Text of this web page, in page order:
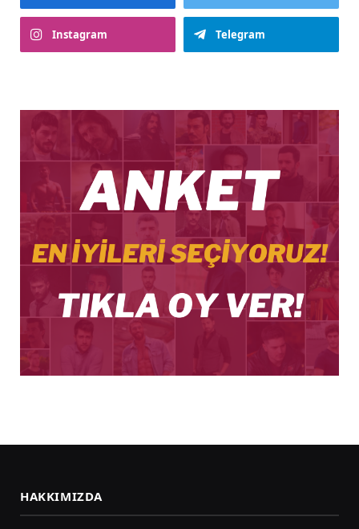
Instagram Telegram
HAKKIMIZDA